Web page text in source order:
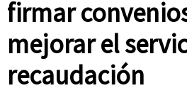
firmar
mejorar el
recaudación